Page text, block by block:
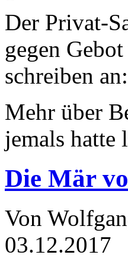
Der Privat-
gegen
schreiben an:
Mehr über
jemals hatte
Die Mär
Von
03.12.2017